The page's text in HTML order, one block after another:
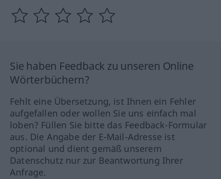
Sie haben Feedback zu unseren Online
Wörterbüchern?
Fehlt eine Übersetzung, ist Ihnen ein Fehler
aufgefallen oder wollen Sie uns einfach mal
loben? Füllen Sie bitte das Feedback-Formular
aus. Die Angabe der E-Mail-Adresse ist
optional und dient gemäß unserem
Datenschutz nur zur Beantwortung Ihrer
Anfrage.